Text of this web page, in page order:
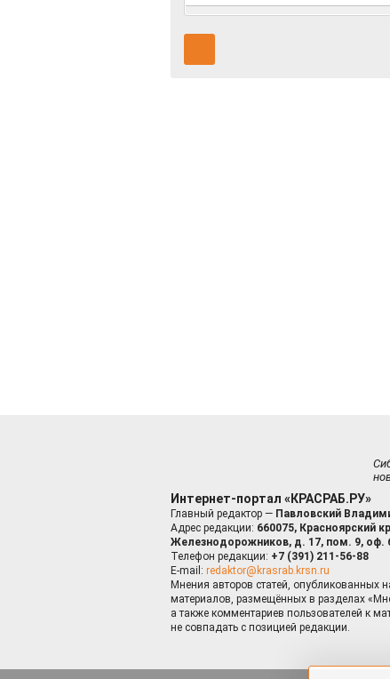
Интернет-портал «КРАСРАБ.РУ»
Главный редактор — Павловский
Адрес редакции: 660075, Красноярский
Железнодорожников, д. 17, пом. 9, оф.
Телефон редакции: +7 (391) 211-56-88
E-mail: redaktor@krasrab.krsn.ru
Мнения авторов статей, опубликованных
материалов, размещённых в разделах
а также комментариев пользователей к
не совпадать с позицией редакции.